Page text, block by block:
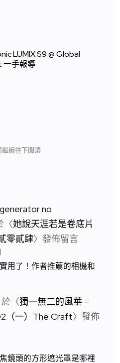
LUMIX S9 @ Global
一手報導
續往下閱讀
no
〈她說天涯若是卷底片
零貳肆〉發佈留言
用了！作者推薦的相機和
於〈獨一無二的風華 –
（一）The Craft〉發佈
鏡頭的方形遮光罩是哪裡